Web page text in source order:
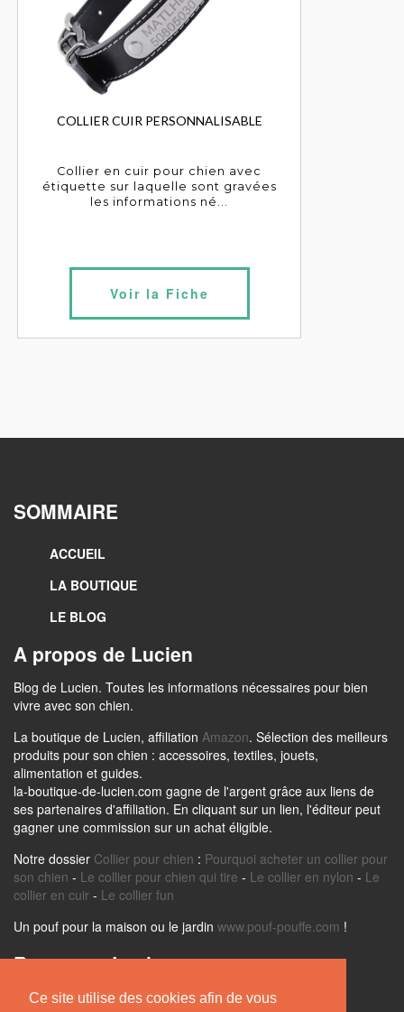
Ce site utilise des cookies afin de vous
COLLIER CUIR PERSONNALISABLE
Collier en cuir pour chien avec
étiquette sur laquelle sont gravées
les informations né...
Voir la Fiche
SOMMAIRE
ACCUEIL
LA BOUTIQUE
LE BLOG
A propos de Lucien
Blog de Lucien. Toutes les informations nécessaires pour bien
vivre avec son chien.
La boutique de Lucien, affiliation Amazon. Sélection des meilleurs
produits pour son chien : accessoires, textiles, jouets,
alimentation et guides.
la-boutique-de-lucien.com gagne de l'argent grâce aux liens de
ses partenaires d'affiliation. En cliquant sur un lien, l'éditeur peut
gagner une commission sur un achat éligible.
Notre dossier Collier pour chien : Pourquoi acheter un collier pour
son chien - Le collier pour chien qui tire - Le collier en nylon - Le
collier en cuir - Le collier fun
Un pouf pour la maison ou le jardin www.pouf-pouffe.com !
Retrouvez Lucien sur